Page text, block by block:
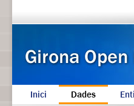
Inici Dades